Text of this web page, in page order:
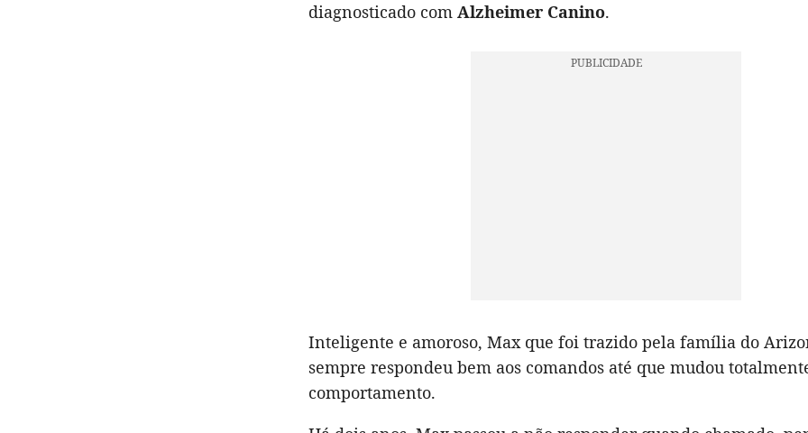
diagnosticado com Alzheimer Canino.
Inteligente e amoroso, Max que foi trazido pela família do
sempre respondeu bem aos comandos até que mudou
comportamento.